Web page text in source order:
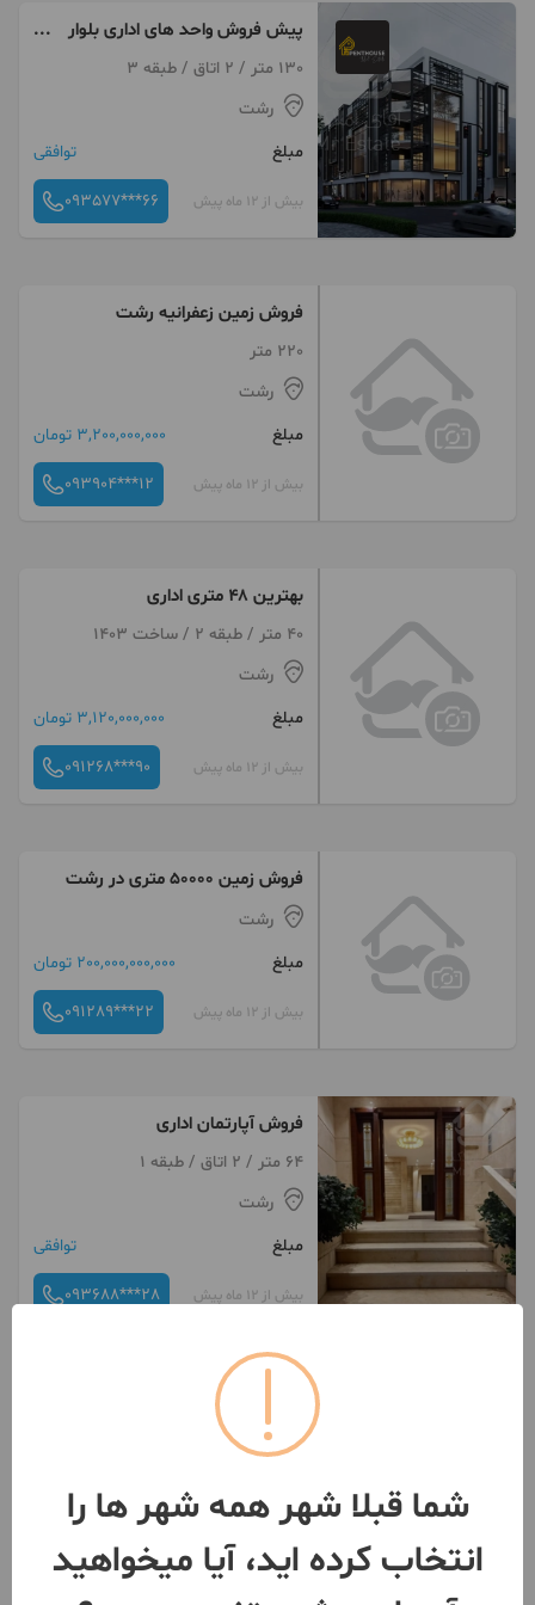
پیش فروش واحد های اداری بلوار
گیلان گسار رشت
130 متر / 2 اتاق / طبقه 3
رشت
مبلغ
توافقی
بیش از 12 ماه پیش 093577***66
فروش زمین زعفرانیه رشت
220 متر
رشت
مبلغ
3,200,000,000 تومان
بیش از 12 ماه پیش 093904***12
بهترین ۴۸ متری اداری
40 متر / طبقه 2 / ساخت 1403
رشت
مبلغ
3,120,000,000 تومان
بیش از 12 ماه پیش 091268***90
فروش زمین ۵۰۰۰۰ متری در رشت
رشت
مبلغ
200,000,000,000 تومان
بیش از 12 ماه پیش 091289***22
فروش آپارتمان اداری
64 متر / 2 اتاق / طبقه 1
رشت
مبلغ
توافقی
بیش از 12 ماه پیش 093688***28
شما قبلا شهر همه شهر ها را
انتخاب کرده اید، آیا میخواهید